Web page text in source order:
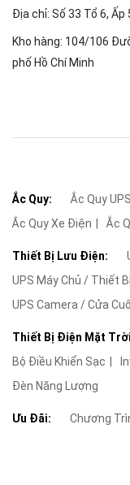
Địa chỉ: Số 33 Tổ 6,
Kho hàng: 104/106
phố Hồ Chí Minh
Ắc Quy: Ắc Quy UPS
Ắc Quy Xe Điện
Ắc
Thiết Bị Lưu Điện:
UPS Máy Chủ / Thiết
UPS Camera / Cửa
Thiết Bị Điện Mặt
Bộ Điều Khiển Sạc
Đèn Năng Lượng
Ưu Đãi: Chương